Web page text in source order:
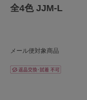
全4色 JJM-L
メール便対象商品